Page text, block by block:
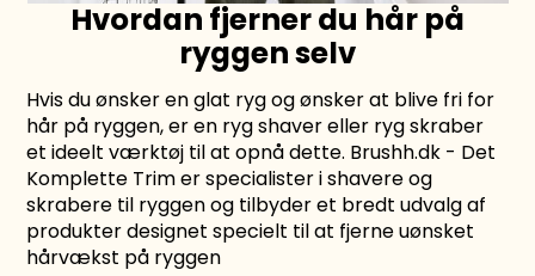
Hvordan fjerner du hår på
ryggen selv
Hvis du ønsker en glat ryg og ønsker at blive fri for
hår på ryggen, er en ryg shaver eller ryg skraber
et ideelt værktøj til at opnå dette. Brushh.dk - Det
Komplette Trim er specialister i shavere og
skrabere til ryggen og tilbyder et bredt udvalg af
produkter designet specielt til at fjerne uønsket
hårvækst på ryggen